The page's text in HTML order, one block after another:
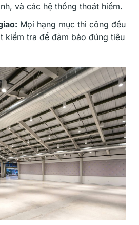
và các hệ thống thoát hiểm.
Mọi hạng mục thi công đều
kiểm tra để đảm bảo đúng tiêu